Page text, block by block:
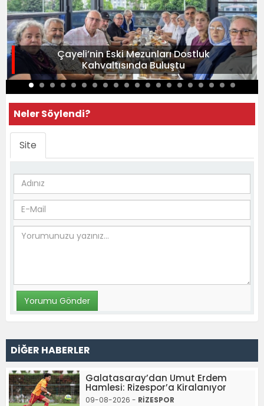
Çayeli’nin Eski Mezunları Dostluk
Kahvaltısında Buluştu
Neler Söylendi?
Site
DİĞER HABERLER
Galatasaray’dan Umut Erdem
Hamlesi: Rizespor’a Kiralanıyor
09-08-2026 - RİZESPOR